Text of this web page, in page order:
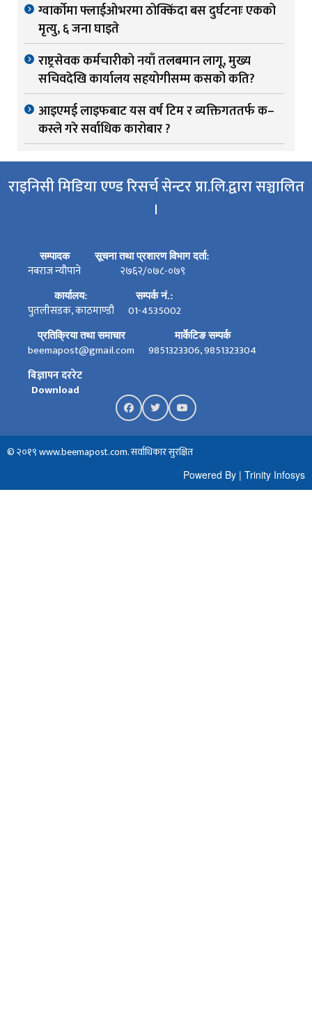
ग्वार्काेमा फ्लाईओभरमा ठोक्किंदा बस दुर्घटनाः एकको
मृत्यु, ६ जना घाइते
राष्ट्रसेवक कर्मचारीको नयाँ तलबमान लागू, मुख्य
सचिवदेखि कार्यालय सहयोगीसम्म कसको कति?
आइएमई लाइफबाट यस वर्ष टिम र व्यक्तिगततर्फ क–
कस्ले गरे सर्वाधिक कारोबार ?
राइनिसी मिडिया एण्ड रिसर्च सेन्टर प्रा.लि.द्वारा सञ्चालित
।
सम्पादक
नबराज न्यौपाने
सूचना तथा प्रशारण विभाग दर्ता:
२७६२/०७८-०७९
कार्यालय:
पुतलीसडक, काठमाण्डौ
सम्पर्क नं.:
01-4535002
प्रतिक्रिया तथा समाचार
beemapost@gmail.com
मार्केटिङ सम्पर्क
9851323306, 9851323304
बिज्ञापन दररेट
Download
© २०१९ www.beemapost.com. सर्वाधिकार सुरक्षित
Powered By | Trinity Infosys